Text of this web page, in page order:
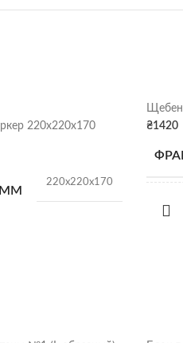
220х220х170
220х220х170
₴1420